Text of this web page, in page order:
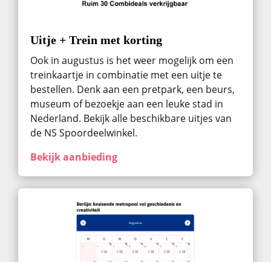
Uitje + Trein met korting
Ook in augustus ​is het weer mogelijk om een
treinkaartje in combinatie met een uitje te
bestellen. Denk aan een pretpark, een beurs,
museum of bezoekje aan een leuke stad in
Nederland. Bekijk alle beschikbare uitjes van
de NS Spoordeelwinkel.
Bekijk aanbieding